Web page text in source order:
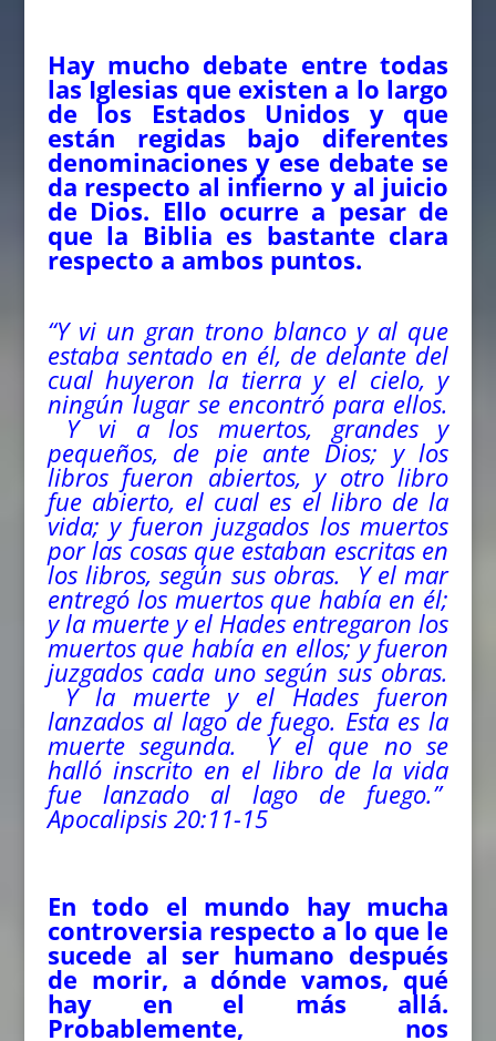
Hay mucho debate entre todas
las Iglesias que existen a lo largo
de los Estados Unidos y que
están regidas bajo diferentes
denominaciones y ese debate se
da respecto al infierno y al juicio
de Dios. Ello ocurre a pesar de
que la Biblia es bastante clara
respecto a ambos puntos.
“Y vi un gran trono blanco y al que
estaba sentado en él, de delante del
cual huyeron la tierra y el cielo, y
ningún lugar se encontró para ellos.
Y vi a los muertos, grandes y
pequeños, de pie ante Dios; y los
libros fueron abiertos, y otro libro
fue abierto, el cual es el libro de la
vida; y fueron juzgados los muertos
por las cosas que estaban escritas en
los libros, según sus obras. Y el mar
entregó los muertos que había en él;
y la muerte y el Hades entregaron los
muertos que había en ellos; y fueron
juzgados cada uno según sus obras.
Y la muerte y el Hades fueron
lanzados al lago de fuego. Esta es la
muerte segunda. Y el que no se
halló inscrito en el libro de la vida
fue lanzado al lago de fuego.”
Apocalipsis 20:11-15
En todo el mundo hay mucha
controversia respecto a lo que le
sucede al ser humano después
de morir, a dónde vamos, qué
hay en el más allá.
Probablemente, nos